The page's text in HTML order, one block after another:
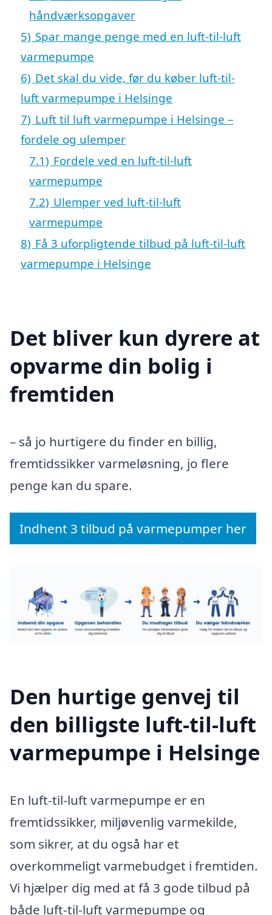
håndværksopgaver
5) Spar mange penge med en luft-til-luft
varmepumpe
6) Det skal du vide, før du køber luft-til-
luft varmepumpe i Helsinge
7) Luft til luft varmepumpe i Helsinge –
fordele og ulemper
7.1) Fordele ved en luft-til-luft
varmepumpe
7.2) Ulemper ved luft-til-luft
varmepumpe
8) Få 3 uforpligtende tilbud på luft-til-luft
varmepumpe i Helsinge
Det bliver kun dyrere at
opvarme din bolig i
fremtiden
– så jo hurtigere du finder en billig,
fremtidssikker varmeløsning, jo flere
penge kan du spare.
Indhent 3 tilbud på varmepumper her
Den hurtige genvej til
den billigste luft-til-luft
varmepumpe i Helsinge
En luft-til-luft varmepumpe er en
fremtidssikker, miljøvenlig varmekilde,
som sikrer, at du også har et
overkommeligt varmebudget i fremtiden.
Vi hjælper dig med at få 3 gode tilbud på
både luft-til-luft varmepumpe og